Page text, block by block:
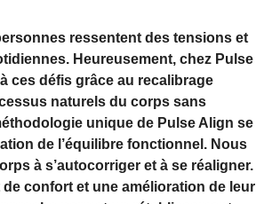
ressentent des tensions et
Heureusement, chez Pulse
ces défis grâce au recalibrage
naturels du corps sans
unique de Pulse Align se
de l’équilibre fonctionnel. Nous
à s’autocorriger et à se réaligner.
confort et une amélioration de leur